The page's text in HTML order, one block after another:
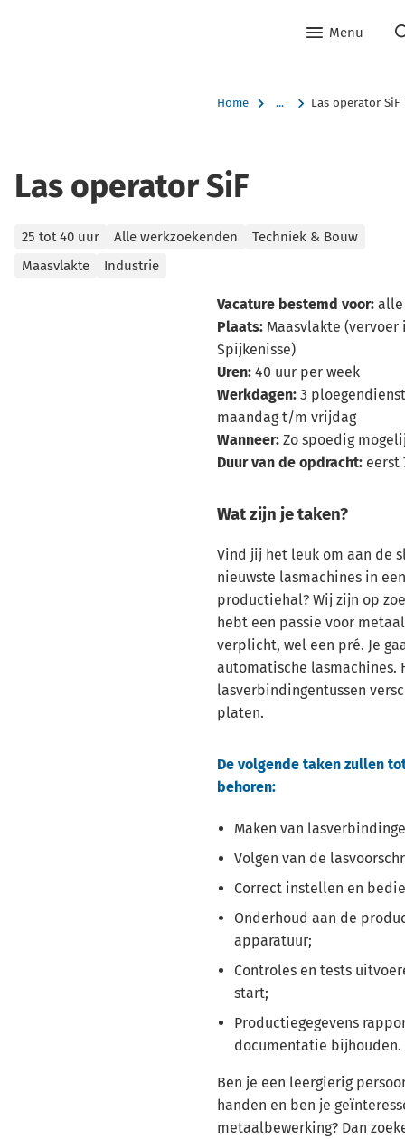
Menu
Home ... Las operator SiF
Las operator SiF
25 tot 40 uur Alle werkzoekenden
Techniek & Bouw
Maasvlakte
Industrie
Vacature bestemd voor:
Plaats: Maasvlakte (vervoer
Spijkenisse)
Uren: 40 uur per week
Werkdagen: 3
maandag t/m vrijdag
Wanneer: Zo spoedig
Duur van de opdracht: eerst
Wat zijn je taken?
Vind jij het leuk om aan de
nieuwste lasmachines in
productiehal? Wij zijn op
hebt een passie voor
verplicht, wel een pré. Je
automatische lasmachines.
lasverbindingentussen
platen.
De volgende taken zullen
behoren:
Maken van
Volgen van de
Correct instellen en
Onderhoud aan de
apparatuur;
Controles en tests
start;
Productiegegevens
documentatie bijhouden.
Ben je een leergierig
handen en ben je
metaalbewerking? Dan